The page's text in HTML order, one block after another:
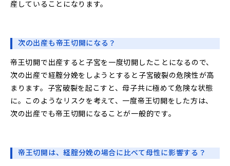
産していることになります。
次の出産も帝王切開になる？
帝王切開で出産すると子宮を一度切開したことになるので、
次の出産で経腟分娩をしようとすると子宮破裂の危険性が高
まります。子宮破裂を起こすと、母子共に極めて危険な状態
に。このようなリスクを考えて、一度帝王切開をした方は、
次の出産でも帝王切開になることが一般的です。
帝王切開は、経腟分娩の場合に比べて母性に影響する？